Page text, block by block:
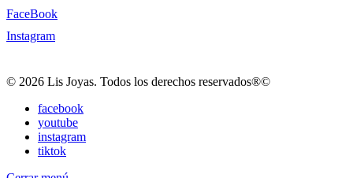
FaceBook
Instagram
© 2026 Lis Joyas. Todos los derechos reservados®©
facebook
youtube
instagram
tiktok